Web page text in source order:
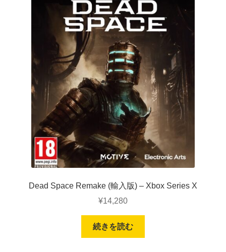
Dead Space Remake (輸入版) – Xbox Series X
¥14,280
続きを読む